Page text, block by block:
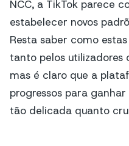
NCC, a TikTok parece
estabelecer novos
Resta saber como
tanto pelos utilizadores
mas é claro que a
progressos para
tão delicada quanto